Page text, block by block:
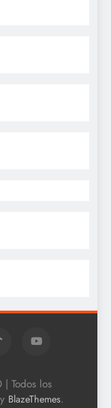
Todos los
BlazeThemes.